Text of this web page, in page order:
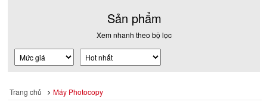
Sản phẩm
Xem nhanh theo bộ lọc
Trang chủ Máy Photocopy